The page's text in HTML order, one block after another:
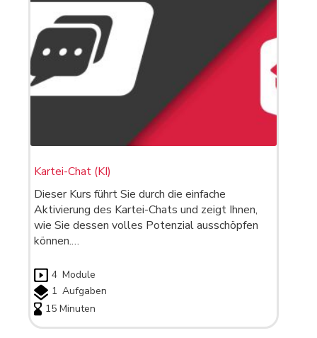
Kartei-Chat (KI)
Dieser Kurs führt Sie durch die einfache
Aktivierung des Kartei-Chats und zeigt Ihnen,
wie Sie dessen volles Potenzial ausschöpfen
können.…
4 Module
1 Aufgaben
15 Minuten